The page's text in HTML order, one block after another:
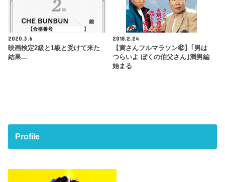
2020.3.6
映画検定2級と1級と受けて来た
結果...
2018.2.24
【寅さんフルマラソン㊷】｢男は
つらいよ ぼくの伯父さん｣満男編
始まる
Profile